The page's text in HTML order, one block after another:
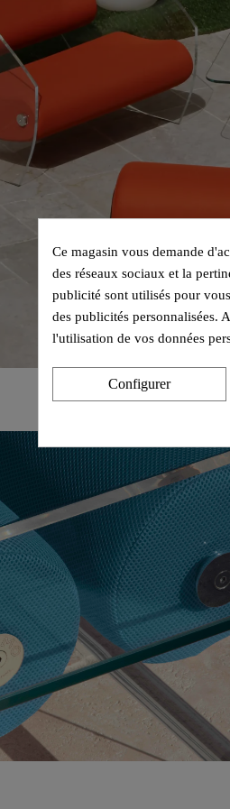
Ce magasin vous demande
des réseaux sociaux et la
publicité sont utilisés pour
des publicités personnalisées.
l'utilisation de vos données
Configurer